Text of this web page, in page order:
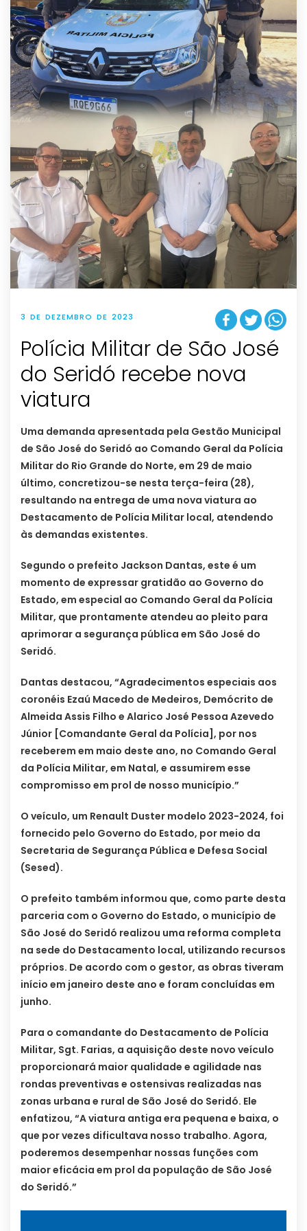
3 DE DEZEMBRO DE 2023
Polícia Militar de São José
do Seridó recebe nova
viatura
Uma demanda apresentada pela Gestão Municipal
de São José do Seridó ao Comando Geral da Polícia
Militar do Rio Grande do Norte, em 29 de maio
último, concretizou-se nesta terça-feira (28),
resultando na entrega de uma nova viatura ao
Destacamento de Polícia Militar local, atendendo
às demandas existentes.
Segundo o prefeito Jackson Dantas, este é um
momento de expressar gratidão ao Governo do
Estado, em especial ao Comando Geral da Polícia
Militar, que prontamente atendeu ao pleito para
aprimorar a segurança pública em São José do
Seridó.
Dantas destacou, “Agradecimentos especiais aos
coronéis Ezaú Macedo de Medeiros, Demócrito de
Almeida Assis Filho e Alarico José Pessoa Azevedo
Júnior [Comandante Geral da Polícia], por nos
receberem em maio deste ano, no Comando Geral
da Polícia Militar, em Natal, e assumirem esse
compromisso em prol de nosso município.”
O veículo, um Renault Duster modelo 2023-2024, foi
fornecido pelo Governo do Estado, por meio da
Secretaria de Segurança Pública e Defesa Social
(Sesed).
O prefeito também informou que, como parte desta
parceria com o Governo do Estado, o município de
São José do Seridó realizou uma reforma completa
na sede do Destacamento local, utilizando recursos
próprios. De acordo com o gestor, as obras tiveram
início em janeiro deste ano e foram concluídas em
junho.
Para o comandante do Destacamento de Polícia
Militar, Sgt. Farias, a aquisição deste novo veículo
proporcionará maior qualidade e agilidade nas
rondas preventivas e ostensivas realizadas nas
zonas urbana e rural de São José do Seridó. Ele
enfatizou, “A viatura antiga era pequena e baixa, o
que por vezes dificultava nosso trabalho. Agora,
poderemos desempenhar nossas funções com
maior eficácia em prol da população de São José
do Seridó.”